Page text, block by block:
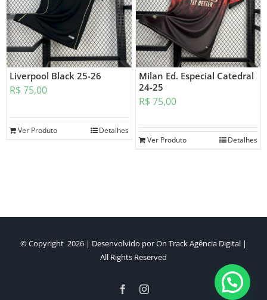
Liverpool Black 25-26
R$ 75,00
Ver Produto Detalhes
Milan Ed. Especial Catedral
24-25
R$ 75,00
Ver Produto Detalhes
© Copyright 2026 | Desenvolvido porOn Track Agência Digital |
All Rights Reserved
FacebookInstagram